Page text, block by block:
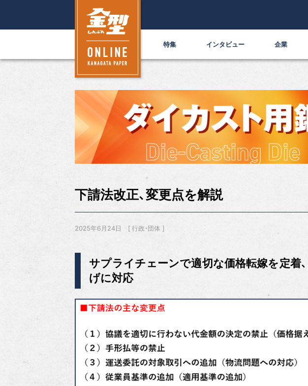
特集 インタビュー 企業
下請法改正、変更点を解説
2025年6月24日 行政・団体
サプライチェーンで適切な価格転嫁を定着
げに対応